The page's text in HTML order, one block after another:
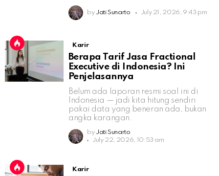
by Jati Sunarto July 21, 2026, 9:43 pm
Karir
Berapa Tarif Jasa Fractional
Executive di Indonesia? Ini
Penjelasannya
Belum ada laporan resmi soal ini di
Indonesia — jadi kita hitung sendiri
pakai data yang beneran ada, bukan
angka karangan.
by Jati Sunarto
July 22, 2026, 10:53 am
Karir